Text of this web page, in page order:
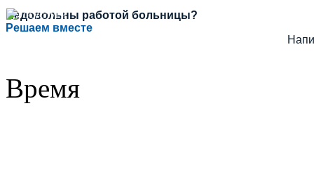
Решаем вместе
Недовольны работой больницы?
Время